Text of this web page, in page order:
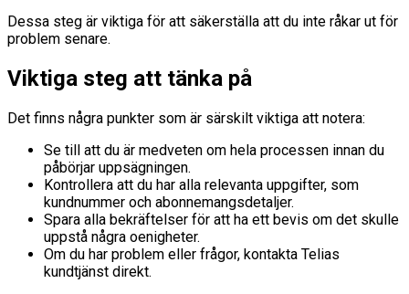
Dessa steg är viktiga för att säkerställa att du inte råkar ut för
problem senare.
Viktiga steg att tänka på
Det finns några punkter som är särskilt viktiga att notera:
Se till att du är medveten om hela processen innan du
påbörjar uppsägningen.
Kontrollera att du har alla relevanta uppgifter, som
kundnummer och abonnemangsdetaljer.
Spara alla bekräftelser för att ha ett bevis om det skulle
uppstå några oenigheter.
Om du har problem eller frågor, kontakta Telias
kundtjänst direkt.